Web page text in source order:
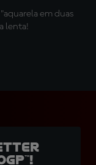
em duas
lenta!